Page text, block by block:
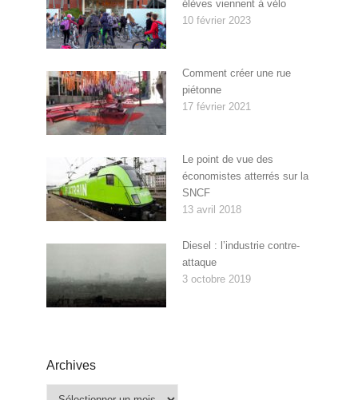
élèves viennent à vélo
10 février 2023
Comment créer une rue
piétonne
17 février 2021
Le point de vue des
économistes atterrés sur la
SNCF
13 avril 2018
Diesel : l’industrie contre-
attaque
3 octobre 2019
Archives
Archives